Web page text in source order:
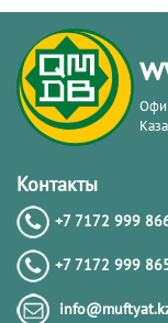
Контакты
+7 7172 999
+7 7172 999